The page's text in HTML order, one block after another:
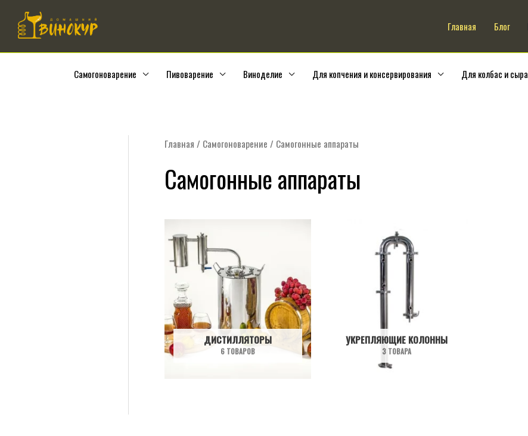
Перейти
Главная Блог
Самогоноварение Пивоварение Виноделие Для копчения и консервирования Для колбас и сыра
Главная / Самогоноварение / Самогонные аппараты
Самогонные аппараты
ДИСТИЛЛЯТОРЫ
6 ТОВАРОВ
УКРЕПЛЯЮЩИЕ КОЛОННЫ
3 ТОВАРА